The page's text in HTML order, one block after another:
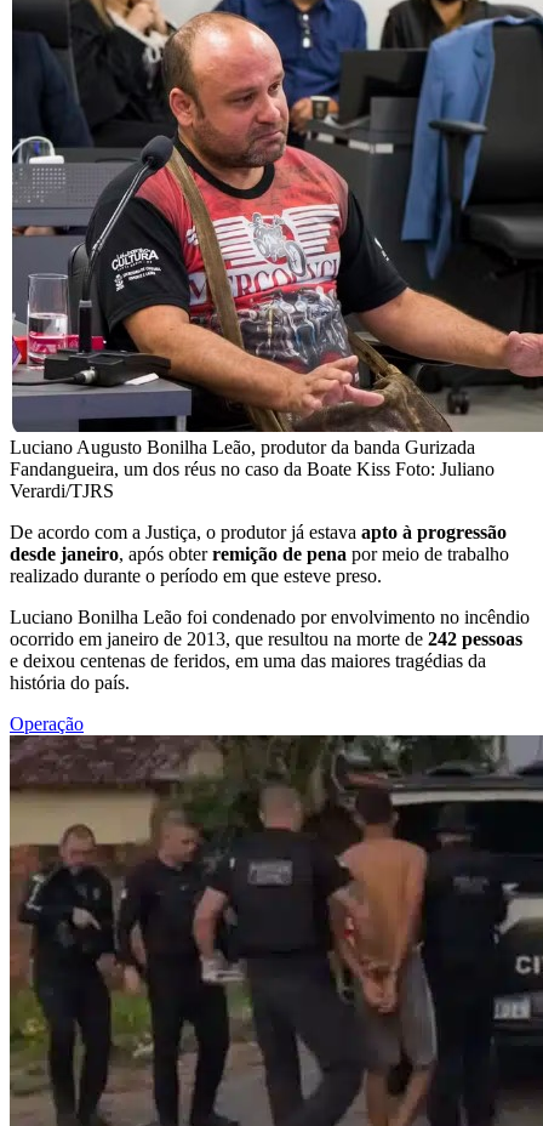
Luciano Augusto Bonilha Leão, produtor da banda Gurizada
Fandangueira, um dos réus no caso da Boate Kiss Foto: Juliano
Verardi/TJRS
De acordo com a Justiça, o produtor já estava apto à progressão
desde janeiro, após obterremição de pena por meio de trabalho
realizado durante o período em que esteve preso.
Luciano Bonilha Leão foi condenado por envolvimento no incêndio
ocorrido em janeiro de 2013, que resultou na morte de 242 pessoas
e deixou centenas de feridos, em uma das maiores tragédias da
história do país.
Operação